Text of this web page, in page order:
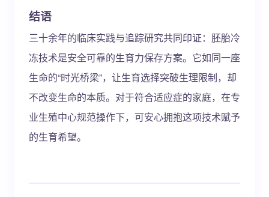
结语
三十余年的临床实践与追踪研究共同印证：胚胎冷
冻技术是安全可靠的生育力保存方案。它如同一座
生命的“时光桥梁”，让生育选择突破生理限制，却
不改变生命的本质。对于符合适应症的家庭，在专
业生殖中心规范操作下，可安心拥抱这项技术赋予
的生育希望。